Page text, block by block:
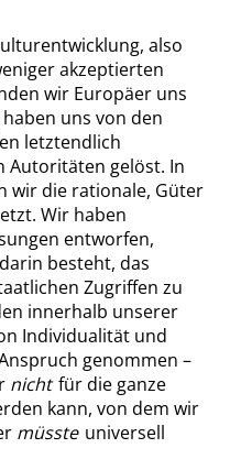
also
akzeptierten
wir Europäer uns
haben uns von den
letztendlich
Autoritäten gelöst. In
wir die rationale, Güter
Wir haben
entworfen,
besteht, das
Zugriffen zu
innerhalb unserer
Individualität und
genommen –
nichtfür die ganze
kann, von dem wir
müsste universell